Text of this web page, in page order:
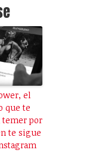
el
que te
temer por
te sigue